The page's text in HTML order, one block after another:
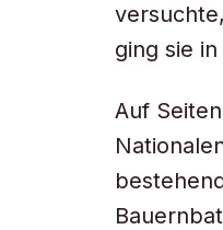
ging sie
Auf